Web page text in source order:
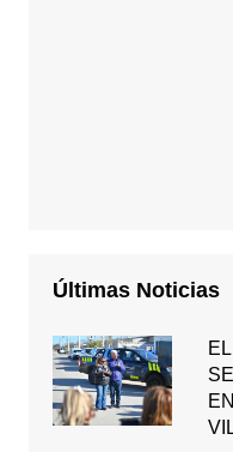
Últimas Noticias